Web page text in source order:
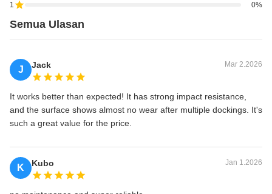
1
0%
Semua Ulasan
J Jack Mar 2.2026
It works better than expected! It has strong impact resistance,
and the surface shows almost no wear after multiple dockings. It's
such a great value for the price.
K Kubo Jan 1.2026